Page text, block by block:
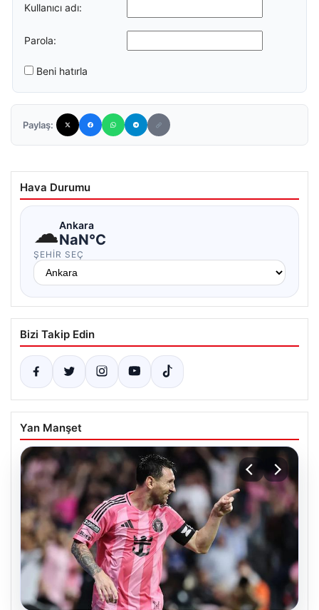
Kullanıcı adı:
Parola:
Beni hatırla
Paylaş:
Hava Durumu
☁Ankara
NaN°C
ŞEHIR SEÇ
Bizi Takip Edin
Yan Manşet